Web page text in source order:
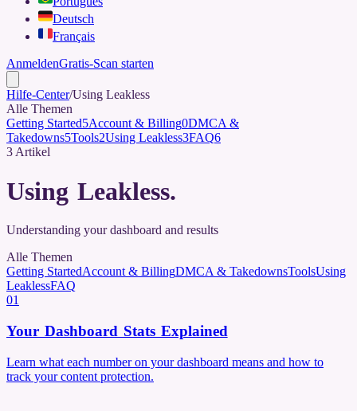
Deutsch
Français
AnmeldenGratis-Scan starten
Hilfe-Center/Using Leakless
Alle Themen
Getting Started5Account & Billing0DMCA &
Takedowns5Tools2Using Leakless3FAQ6
3 Artikel
Using Leakless.
Understanding your dashboard and results
Alle Themen
Getting StartedAccount & BillingDMCA & TakedownsToolsUsing
LeaklessFAQ
01
Your Dashboard Stats Explained
Learn what each number on your dashboard means and how to
track your content protection.